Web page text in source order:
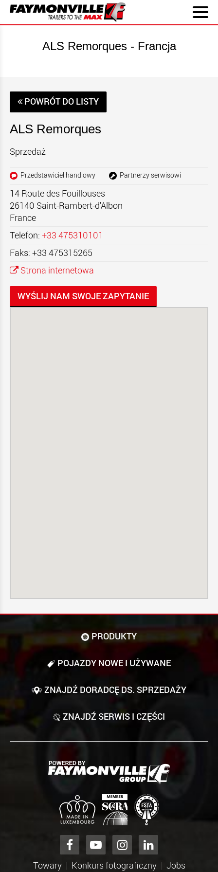
ALS Remorques - Francja
POWRÓT DO LISTY
ALS Remorques
Sprzedaż
Przedstawiciel handlowy Partnerzy serwisowi
14 Route des Fouillouses
26140 Saint-Rambert-d'Albon
France
Telefon: +33 475310101
Faks: +33 475315265
Strona internetowa
WYŚLIJ NAM SWOJE ZAPYTANIE
PRODUKTY
POJAZDY NOWE I UŻYWANE
ZNAJDŹ DORADCĘ DS. SPRZEDAŻY
ZNAJDŹ SERWIS I CZĘŚCI
Towary Konkurs fotograficzny Jobs